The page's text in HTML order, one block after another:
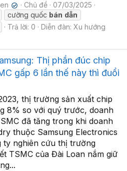
✔ Chủ đề
07/03/2025
cường quốc bán dẫn
Trả lời: 0 Diễn đàn: Xu hướng
Thị phần đúc chip
gấp 6 lần thế này thì đuổi
thị trường sản xuất chip
8% so với quý trước, doanh
đã tăng trong khi doanh
thuộc Samsung Electronics
ty nghiên cứu thị trường
TSMC của Đài Loan nắm giữ